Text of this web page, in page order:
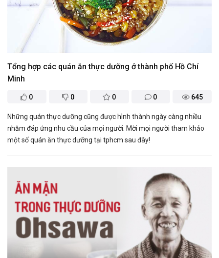
Tổng hợp các quán ăn thực dưỡng ở thành phố Hồ Chí
Minh
0 0 0 0 645
Những quán thực dưỡng cũng được hình thành ngày càng nhiều
nhằm đáp ứng nhu cầu của mọi người. Mời mọi người tham khảo
một số quán ăn thực dưỡng tại tphcm sau đây!